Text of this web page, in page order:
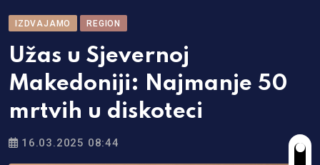
IZDVAJAMO REGION
Užas u Sjevernoj
Makedoniji: Najmanje 50
mrtvih u diskoteci
16.03.2025 08:44